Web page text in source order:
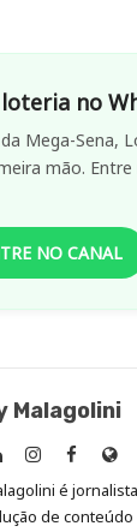
no
Mega-Sena,
mão. Entre
NO CANAL
Malagolini
Anny
Malagolini
no
Anny
Malagolini
no
Anny
no
Site
de
é
de conteúdo